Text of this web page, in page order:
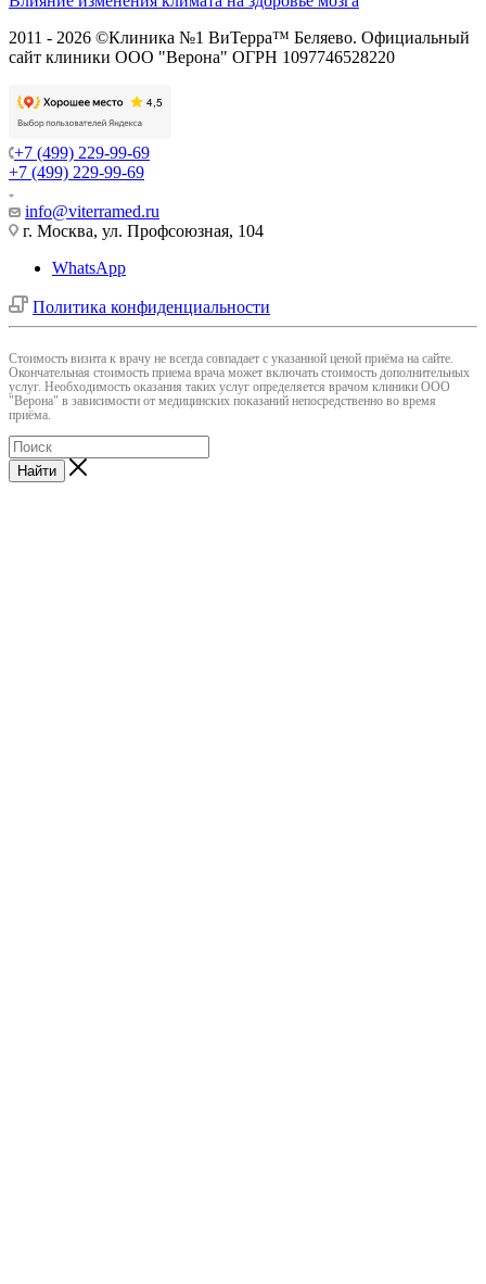
2011 - 2026 ©Клиника №1 ВиТерра™ Беляево. Официальный
сайт клиники ООО "Верона" ОГРН 1097746528220
+7 (499) 229-99-69
+7 (499) 229-99-69
info@viterramed.ru
г. Москва, ул. Профсоюзная, 104
WhatsApp
Политика конфиденциальности
Cтоимость визита к врачу не всегда совпадает с указанной ценой приёма на сайте.
Окончательная стоимость приема врача может включать стоимость дополнительных
услуг. Необходимость оказания таких услуг определяется врачом клиники ООО
"Верона" в зависимости от медицинских показаний непосредственно во время
приёма.
Найти